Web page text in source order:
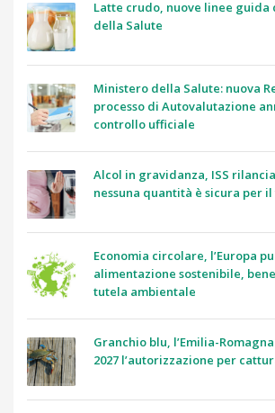
Latte crudo, nuove linee guida
della Salute
Ministero della Salute: nuova
processo di Autovalutazione
controllo ufficiale
Alcol in gravidanza, ISS
nessuna quantità è sicura per
Economia circolare, l’Europa
alimentazione sostenibile,
tutela ambientale
Granchio blu, l’Emilia-
2027 l’autorizzazione per